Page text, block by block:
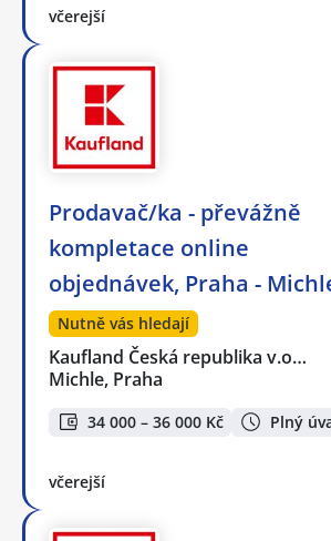
včerejší
Prodavač/ka - převážně
kompletace online
objednávek, Praha -
Nutně vás hledají
Kaufland Česká republika v.o…
Michle, Praha
34 000 – 36 000 Kč Plný
včerejší